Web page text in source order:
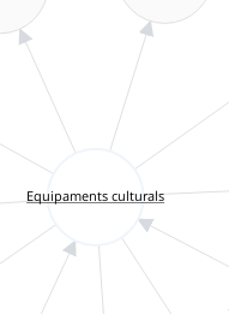
Equipaments culturals